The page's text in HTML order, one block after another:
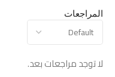
المراجعات
لا توجد مراجعات بعد.